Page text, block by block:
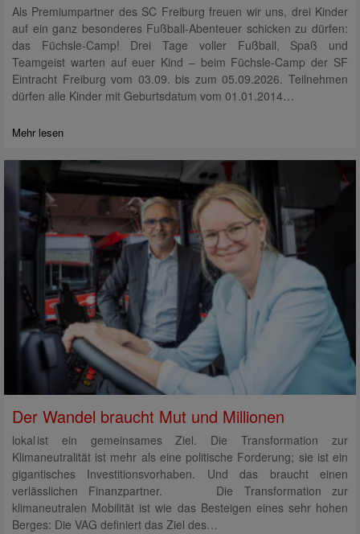
Als Premiumpartner des SC Freiburg freuen wir uns, drei Kinder
auf ein ganz besonderes Fußball-Abenteuer schicken zu dürfen:
das Füchsle-Camp! Drei Tage voller Fußball, Spaß und
Teamgeist warten auf euer Kind – beim Füchsle-Camp der SF
Eintracht Freiburg vom 03.09. bis zum 05.09.2026. Teilnehmen
dürfen alle Kinder mit Geburtsdatum vom 01.01.2014…
Mehr lesen
Der Wandel braucht Mut und Millionen
lokal ist ein gemeinsames Ziel. Die Transformation zur
Klimaneutralität ist mehr als eine politische Forderung; sie ist ein
gigantisches Investitionsvorhaben. Und das braucht einen
verlässlichen Finanzpartner. Die Transformation zur
klimaneutralen Mobilität ist wie das Besteigen eines sehr hohen
Berges: Die VAG definiert das Ziel des…